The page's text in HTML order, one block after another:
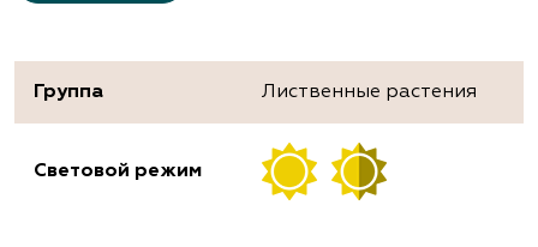
Группа Лиственные растения
Световой режим